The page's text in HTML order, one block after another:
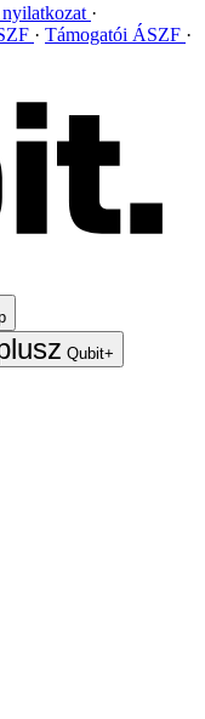
Támogatói ÁSZF
Qubit+